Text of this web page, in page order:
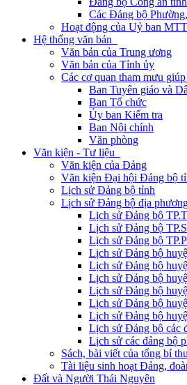
Các Đảng bộ
Hoạt động của Uỷ ban
Hệ thống văn bản
Văn bản của Trung ương
Văn bản của Tỉnh ủy
Các cơ quan tham mưu
Ban Tuyên giáo và
Ban Tổ chức
Ủy ban Kiểm tra
Ban Nội chính
Văn phòng
Văn kiện - Tư liệu
Văn kiện của Đảng
Văn kiện Đại hội Đảng bộ
Lịch sử Đảng bộ tỉnh
Lịch sử Đảng bộ địa
Lịch sử Đảng bộ
Lịch sử Đảng bộ
Lịch sử Đảng bộ
Lịch sử Đảng bộ
Lịch sử Đảng bộ
Lịch sử Đảng bộ
Lịch sử Đảng bộ
Lịch sử Đảng bộ
Lịch sử Đảng bộ
Lịch sử Đảng bộ các
Lịch sử các đảng bộ
Sách, bài viết của tổng bí
Tài liệu sinh hoạt Đảng,
Đất và Người Thái Nguyên